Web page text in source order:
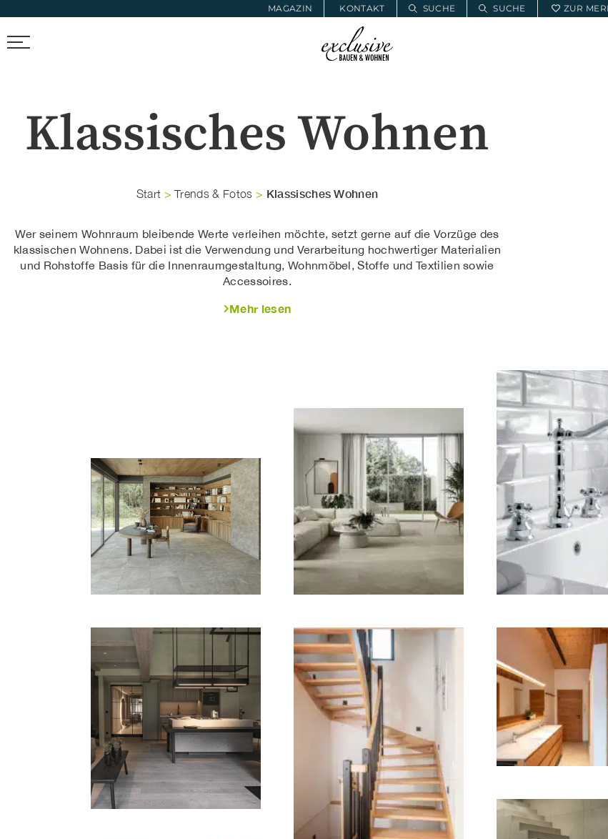
MAGAZIN KONTAKT SUCHE SUCHE ZUR
FIRMEN FINDEN BAUWOHNSERVICE
Klassisches Wohnen
Start >Trends & Fotos > Klassisches Wohnen
Wer seinem Wohnraum bleibende Werte verleihen möchte, setzt gerne auf die Vorzüge des
klassischen Wohnens. Dabei ist die Verwendung und Verarbeitung hochwertiger Materialien
und Rohstoffe Basis für die Innenraumgestaltung, Wohnmöbel, Stoffe und Textilien sowie
Accessoires.
Mehr lesen